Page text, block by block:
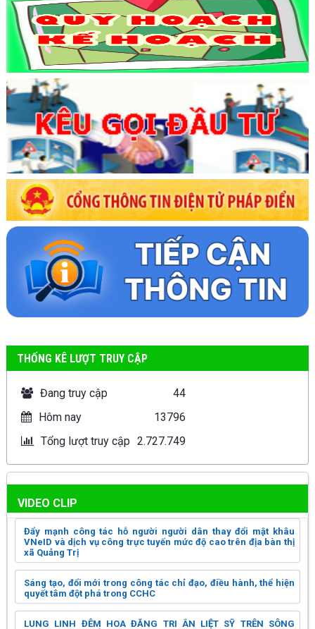
THỐNG KÊ LƯỢT TRUY CẬP
Đang truy cập
44
Hôm nay
13796
Tổng lượt truy cập 2.727.749
VIDEO CLIP
Đẩy mạnh công tác hỗ người người dân thay đổi mật khâu
VNeID và dịch vụ công trực tuyến mức độ cao trên địa bàn thị
xã Quảng Trị
Sáng tạo, đổi mới trong công tác chỉ đạo, điều hành, thể hiện
quyết tâm đột phá trong CCHC
LUNG LINH ĐÊM HOA ĐĂNG TRI ÂN LIỆT SỸ TRÊN SÔNG